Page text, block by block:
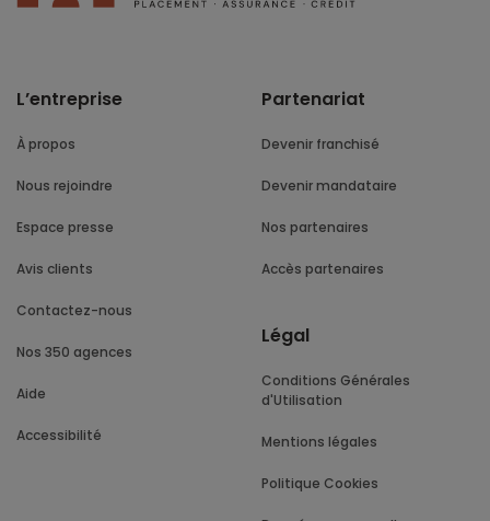
L’entreprise
À propos
Nous rejoindre
Espace presse
Avis clients
Contactez-nous
Nos 350 agences
Aide
Accessibilité
Partenariat
Devenir franchisé
Devenir mandataire
Nos partenaires
Accès partenaires
Légal
Conditions Générales
d'Utilisation
Mentions légales
Politique Cookies